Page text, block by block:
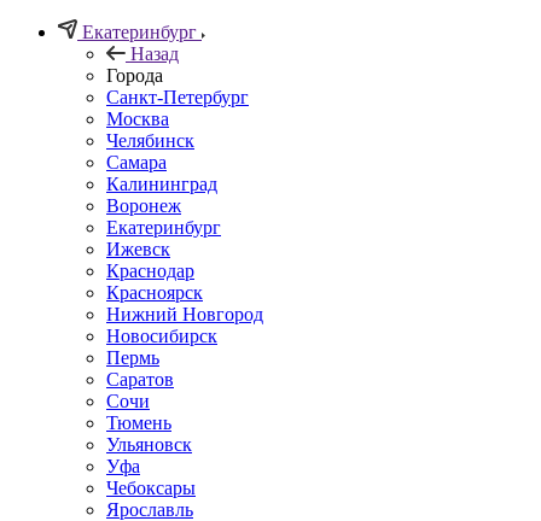
Екатеринбург
Назад
Города
Санкт-Петербург
Москва
Челябинск
Самара
Калининград
Воронеж
Екатеринбург
Ижевск
Краснодар
Красноярск
Нижний Новгород
Новосибирск
Пермь
Саратов
Сочи
Тюмень
Ульяновск
Уфа
Чебоксары
Ярославль